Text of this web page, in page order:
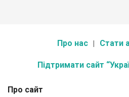
Про нас Стати
Підтримати сайт
Про сайт